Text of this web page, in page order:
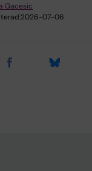
Gacesic
2026-07-06